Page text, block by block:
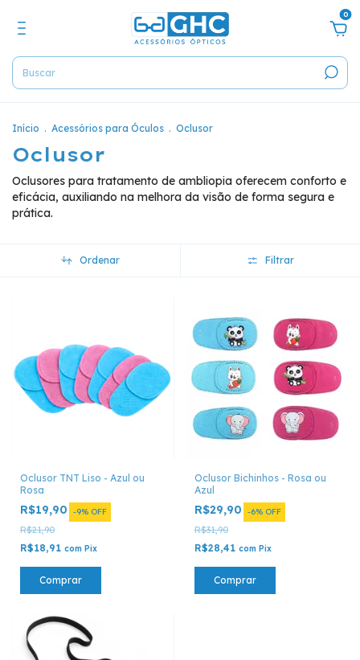
0
Início . Acessórios para Óculos . Oclusor
Oclusor
Oclusores para tratamento de ambliopia oferecem conforto e
eficácia, auxiliando na melhora da visão de forma segura e
prática.
Ordenar Filtrar
Oclusor TNT Liso - Azul ou
Rosa
R$19,90 -9% OFF
R$21,90
R$18,91 com Pix
Comprar
Oclusor Bichinhos - Rosa ou
Azul
R$29,90 -6% OFF
R$31,90
R$28,41 com Pix
Comprar